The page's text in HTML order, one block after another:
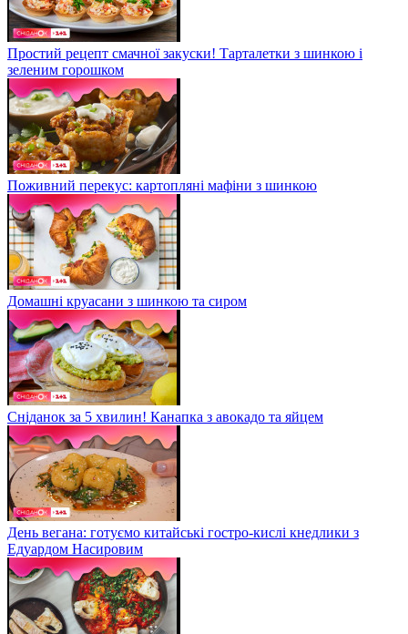
Простий рецепт смачної закуски! Тарталетки з шинкою і
зеленим горошком
Поживний перекус: картопляні мафіни з шинкою
Домашні круасани з шинкою та сиром
Сніданок за 5 хвилин! Канапка з авокадо та яйцем
День вегана: готуємо китайські гостро-кислі кнедлики з
Едуардом Насировим